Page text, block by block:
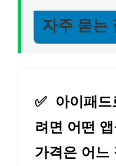
자주 묻는
✅
아이패
려면 어떤
가격은 어느